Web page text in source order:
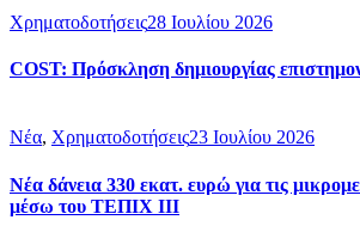
Χρηματοδοτήσεις28 Ιουλίου 2026
COST: Πρόσκληση δημιουργίας
Νέα, Χρηματοδοτήσεις23 Ιουλίου 2026
Νέα δάνεια 330 εκατ. ευρώ για τις
μέσω του ΤΕΠΙΧ ΙΙΙ